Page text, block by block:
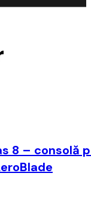
8 – consolă